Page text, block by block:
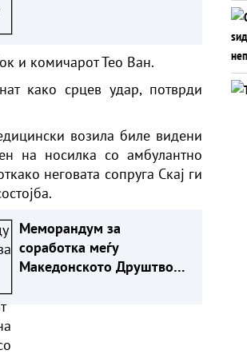
и комичарот Тео Ван.
како срцев удар, потврди
возила биле видени
на носилка со амбулантно
неговата сопруга Скај ги
Меморандум за
соработка меѓу
Македонското Друштво